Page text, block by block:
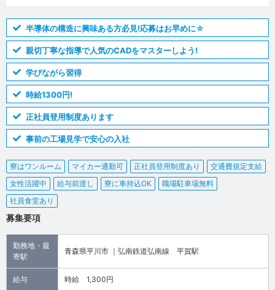
半導体の構造に興味ある方必見!応募はお早めに☆
親切丁寧な指導で人気のCADをマスターしよう!
学びながら習得
時給1300円!
正社員登用制度あります
事前の工場見学で安心の入社
寮はワンルーム マイカー通勤可 正社員登用制度あり
交通費規定支給
女性活躍中
給与前渡し 寮に車持込OK
職場駐車場無料
社員食堂あり
募集要項
勤務地・最
寄駅
青森県平川市 ｜弘南鉄道弘南線 平賀駅
給与 時給 1,300円